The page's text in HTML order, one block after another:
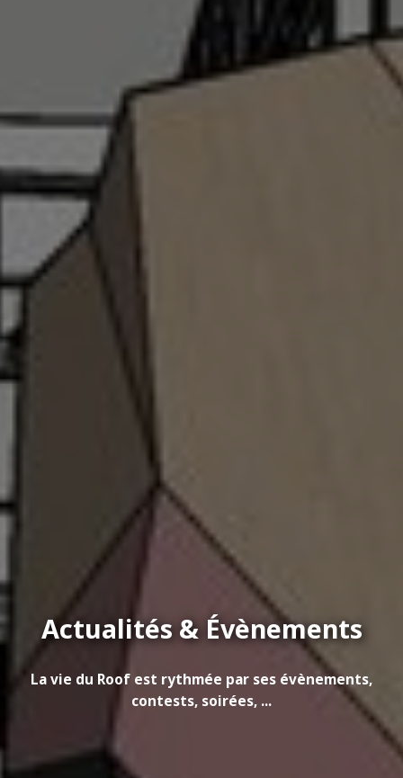
Actualités & Évènements
La vie du Roof est rythmée par ses évènements,
contests, soirées, ...